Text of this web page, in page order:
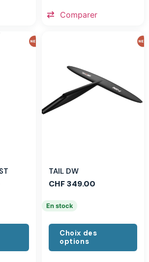
Comparer
TAIL DW
CHF349.00
En stock
Choix des
options